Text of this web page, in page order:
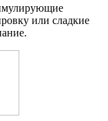
или сладкие